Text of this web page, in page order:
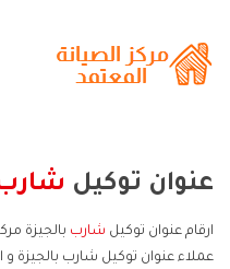
عنوان توكيل
ارقام عنوان توكيل شارب بالجيزة
عملاء عنوان توكيل شارب بالجيزة